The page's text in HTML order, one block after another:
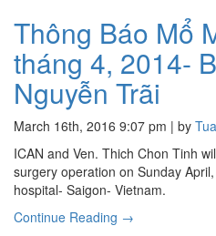
Thông Báo Mổ
tháng 4, 2014-
Nguyễn Trãi
March 16th, 2016 9:07 pm | by
ICAN and Ven. Thich Chon Tinh
surgery operation on Sunday
hospital- Saigon- Vietnam.
Continue Reading →